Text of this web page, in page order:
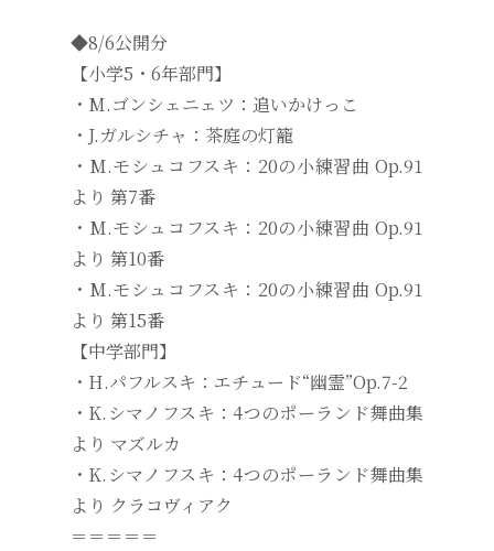
◆8/6公開分
【小学5・6年部門】
・M.ゴンシェニェツ：追いかけっこ
・J.ガルシチャ：茶庭の灯籠
・M.モシュコフスキ：20の小練習曲 Op.91
より 第7番
・M.モシュコフスキ：20の小練習曲 Op.91
より 第10番
・M.モシュコフスキ：20の小練習曲 Op.91
より 第15番
【中学部門】
・H.パフルスキ：エチュード“幽霊”Op.7-2
・K.シマノフスキ：4つのポーランド舞曲集
より マズルカ
・K.シマノフスキ：4つのポーランド舞曲集
より クラコヴィアク
＝＝＝＝＝